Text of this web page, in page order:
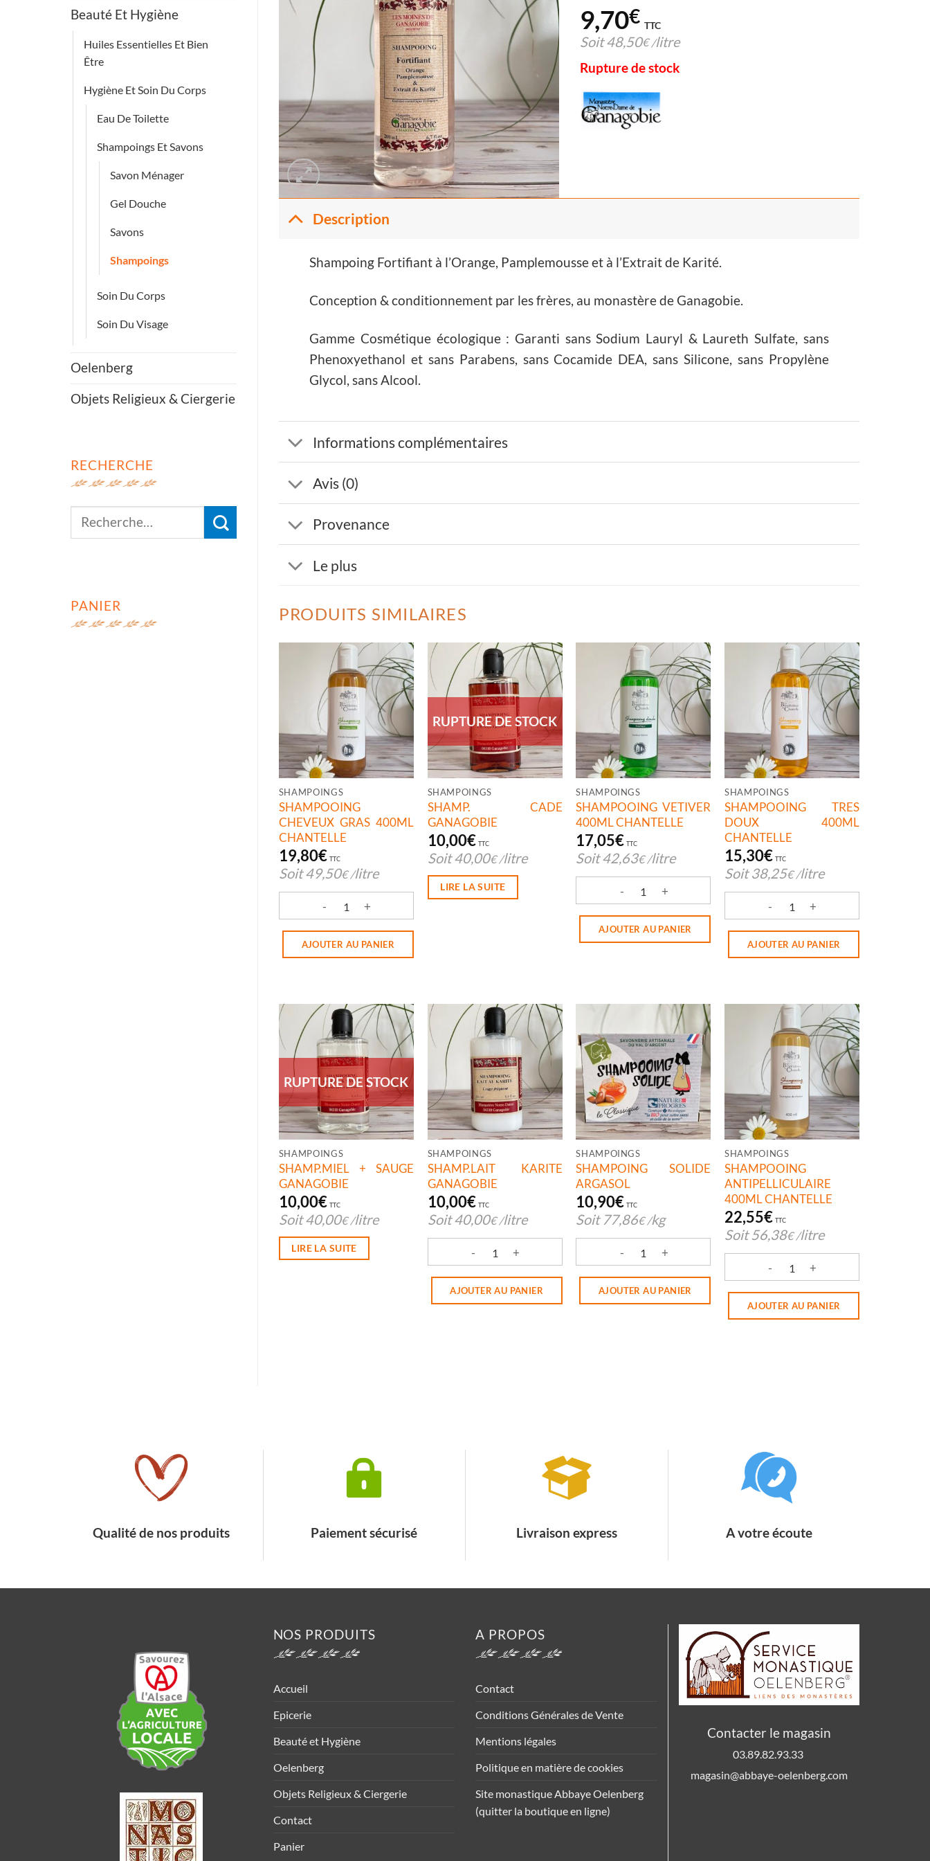
Beauté Et Hygiène
Huiles Essentielles Et Bien
Être
Hygiène Et Soin Du Corps
Eau De Toilette
Shampoings Et Savons
Savon Ménager
Gel Douche
Savons
Shampoings
Soin Du Corps
Soin Du Visage
Oelenberg
Objets Religieux & Ciergerie
RECHERCHE
Recherche
PANIER
9,70€ TTC
Soit 48,50€ /litre
Rupture de stock
Description
Shampoing Fortifiant à l’Orange, Pamplemousse et à l’Extrait de Karité.
Conception & conditionnement par les frères, au monastère de Ganagobie.
Gamme Cosmétique écologique : Garanti sans Sodium Lauryl & Laureth Sulfate, sans
Phenoxyethanol et sans Parabens, sans Cocamide DEA, sans Silicone, sans Propylène
Glycol, sans Alcool.
Informations complémentaires
Avis (0)
Provenance
Le plus
PRODUITS SIMILAIRES
SHAMPOINGS
SHAMPOOING
CHEVEUX GRAS 400ML
CHANTELLE
19,80€ TTC
Soit 49,50€ /litre
quantité de SHAMPOOING CHEVEUX GRAS 400ML CHANTELLE
AJOUTER AU PANIER
RUPTURE DE STOCK
SHAMPOINGS
SHAMP. CADE
GANAGOBIE
10,00€ TTC
Soit 40,00€ /litre
LIRE LA SUITE
SHAMPOINGS
SHAMPOOING VETIVER
400ML CHANTELLE
17,05€ TTC
Soit42,63€ /litre
quantité de SHAMPOOING VETIVER 400ML CHANTELLE
AJOUTER AU PANIER
SHAMPOINGS
SHAMPOOING TRES
DOUX 400ML
CHANTELLE
15,30€ TTC
Soit 38,25€ /litre
quantité de SHAMPOOING TRES DOUX
AJOUTER AU PANIER
RUPTURE DE STOCK
SHAMPOINGS
SHAMP.MIEL + SAUGE
GANAGOBIE
10,00€ TTC
Soit 40,00€ /litre
LIRE LA SUITE
SHAMPOINGS
SHAMP.LAIT KARITE
GANAGOBIE
10,00€ TTC
Soit 40,00€ /litre
quantité de SHAMP.LAIT KARITE GANAGOBIE
AJOUTER AU PANIER
SHAMPOINGS
SHAMPOING SOLIDE
ARGASOL
10,90€ TTC
Soit 77,86€ /kg
quantité de SHAMPOING SOLIDE ARGASOL
AJOUTER AU PANIER
SHAMPOINGS
SHAMPOOING
ANTIPELLICULAIRE
400ML CHANTELLE
22,55€ TTC
Soit 56,38€ /litre
quantité de SHAMPOOING
AJOUTER AU PANIER
Qualité de nos produits Paiement sécurisé Livraison express A votre écoute
NOS PRODUITS
Accueil
Epicerie
Beauté et Hygiène
Oelenberg
Objets Religieux & Ciergerie
Contact
Panier
A PROPOS
Contact
Conditions Générales de Vente
Mentions légales
Politique en matière de cookies
Site monastique Abbaye Oelenberg
(quitter la boutique en ligne)
Contacter le magasin
03.89.82.93.33
magasin@abbaye-oelenberg.com